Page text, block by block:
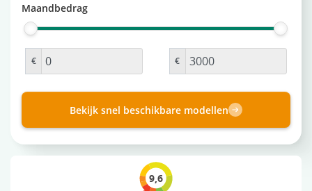
Maandbedrag
€ €
Bekijk snel beschikbare modellen
9,6